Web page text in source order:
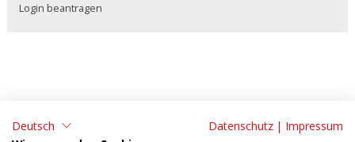
Login beantragen
ADRESSE:
Deutsch Datenschutz | Impressum